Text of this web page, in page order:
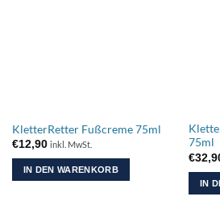
KletterRetter Fußcreme 75ml
€12,90 inkl. MwSt.
IN DEN WARENKORB
75ml
€
IN